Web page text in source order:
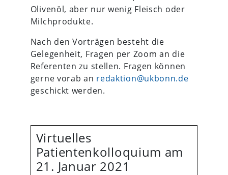
Olivenöl, aber nur wenig Fleisch oder
Milchprodukte.
Nach den Vorträgen besteht die
Gelegenheit, Fragen per Zoom an die
Referenten zu stellen. Fragen können
gerne vorab an redaktion@ukbonn.de
geschickt werden.
Virtuelles
Patientenkolloquium am
21. Januar 2021